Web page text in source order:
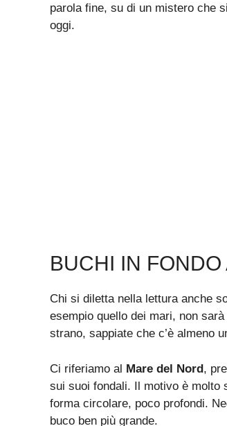
parola fine, su di un mistero che
oggi.
BUCHI IN
Chi si diletta nella lettura anche
esempio quello dei mari, non
strano, sappiate che c’è almeno
Ci riferiamo al Mare del Nord,
sui suoi fondali. Il motivo è molto
forma circolare, poco profondi.
buco ben più grande.